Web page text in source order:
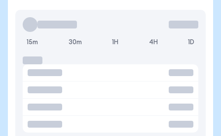
15m 30m 1H 4H 1D